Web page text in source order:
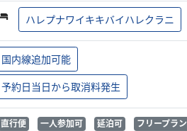
ハレプナワイキキバイハレクラニ
国内線追加可能
予約日当日から取消料発生
直行便 一人参加可 延泊可 フリープラン